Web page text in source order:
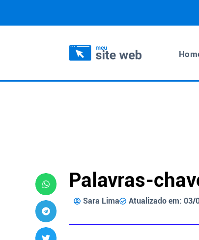
Palavras-
Sara Lima Atualizado em: 03/